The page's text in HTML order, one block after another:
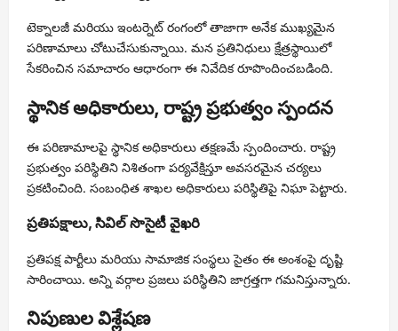
టెక్నాలజీ మరియు ఇంటర్నెట్ రంగంలో తాజాగా అనేక ముఖ్యమైన
పరిణామాలు చోటుచేసుకున్నాయి. మన ప్రతినిధులు క్షేత్రస్థాయిలో
సేకరించిన సమాచారం ఆధారంగా ఈ నివేదిక రూపొందించబడింది.
స్థానిక అధికారులు, రాష్ట్ర ప్రభుత్వం స్పందన
ఈ పరిణామాలపై స్థానిక అధికారులు తక్షణమే స్పందించారు. రాష్ట్ర
ప్రభుత్వం పరిస్థితిని నిశితంగా పర్యవేక్షిస్తూ అవసరమైన చర్యలు
ప్రకటించింది. సంబంధిత శాఖల అధికారులు పరిస్థితిపై నిఘా పెట్టారు.
ప్రతిపక్షాలు, సివిల్ సొసైటీ వైఖరి
ప్రతిపక్ష పార్టీలు మరియు సామాజిక సంస్థలు సైతం ఈ అంశంపై దృష్టి
సారించాయి. అన్ని వర్గాల ప్రజలు పరిస్థితిని జాగ్రత్తగా గమనిస్తున్నారు.
నిపుణుల విశ్లేషణ